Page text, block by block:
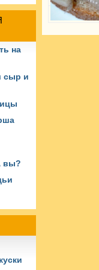
на
сыр и
вы?